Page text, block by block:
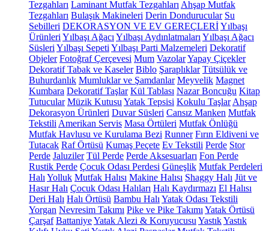
Tezgahları Laminant Mutfak Tezgahları Ahşap Mutfak
Tezgahları Bulaşık Makineleri Derin Dondurucular Su
Sebilleri DEKORASYON VE EV GEREÇLERİYılbaşı
Ürünleri Yılbaşı Ağacı Yılbaşı Aydınlatmaları Yılbaşı Ağacı
Süsleri Yılbaşı Sepeti Yılbaşı Parti Malzemeleri Dekoratif
Objeler Fotoğraf Çerçevesi Mum VazolarYapay Çiçekler
Dekoratif Tabak ve Kaseler Biblo Şaraplıklar Tütsülük ve
Buhurdanlık Mumluklar ve Şamdanlar Meyvelik Magnet
Kumbara Dekoratif Taşlar Kül Tablası Nazar Boncuğu Kitap
Tutucular Müzik Kutusu Yatak Tepsisi Kokulu Taşlar Ahşap
Dekorasyon Ürünleri Duvar Süsleri Cansız Manken Mutfak
Tekstili Amerikan Servis Masa Örtüleri Mutfak Önlüğü
Mutfak Havlusu ve Kurulama Bezi Runner Fırın Eldiveni ve
Tutacak Raf Örtüsü Kumaş Peçete Ev Tekstili Perde Stor
Perde Jaluziler Tül Perde Perde Aksesuarları Fon Perde
Rustik Perde Çocuk Odası Perdesi Güneşlik Mutfak Perdeleri
Halı Yolluk Mutfak Halısı Makine Halısı Shaggy Halı Jüt ve
Hasır Halı Çocuk Odası Halıları Halı Kaydırmazı El Halısı
Deri Halı Halı Örtüsü Bambu Halı Yatak Odası Tekstili
Yorgan Nevresim Takımı Pike ve Pike Takımı Yatak Örtüsü
Çarşaf BattaniyeYatak Alezi & Koruyucusu YastıkYastık